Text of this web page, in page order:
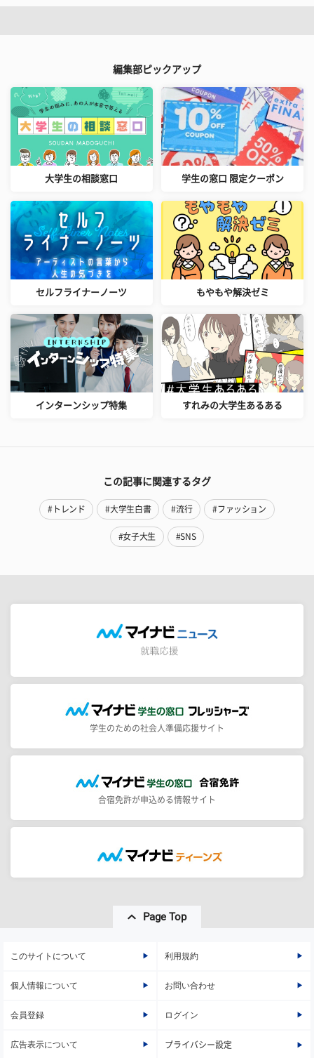
編集部ピックアップ
大学生の相談窓口 学生の窓口 限定クーポン
セルフライナーノーツ もやもや解決ゼミ
インターンシップ特集 すれみの大学生あるある
この記事に関連するタグ
#トレンド #大学生白書 #流行 #ファッション
#女子大生 #SNS
学生のための社会人準備応援サイト
合宿免許が申込める情報サイト
Page Top
このサイトについて 利用規約
個人情報について お問い合わせ
会員登録 ログイン
広告表示について プライバシー設定